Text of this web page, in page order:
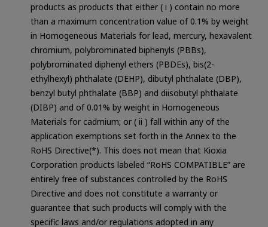
products as products that either ( i ) contain no more
than a maximum concentration value of 0.1% by weight
in Homogeneous Materials for lead, mercury, hexavalent
chromium, polybrominated biphenyls (PBBs),
polybrominated diphenyl ethers (PBDEs), bis(2-
ethylhexyl) phthalate (DEHP), dibutyl phthalate (DBP),
benzyl butyl phthalate (BBP) and diisobutyl phthalate
(DIBP) and of 0.01% by weight in Homogeneous
Materials for cadmium; or ( ii ) fall within any of the
application exemptions set forth in the Annex to the
RoHS Directive(*). This does not mean that Kioxia
Corporation products labeled “RoHS COMPATIBLE” are
entirely free of substances controlled by the RoHS
Directive and does not constitute a warranty or
guarantee that such products will comply with the
specific laws and/or regulations adopted in any